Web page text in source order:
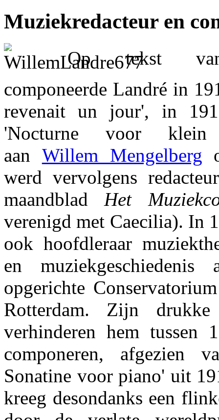
Muziekredacteur en
Op tekst
componeerde Landré in
revenait un jour', in
'Nocturne voor
aan Willem Mengelberg
werd vervolgens
maandbladHet
verenigd met Caecilia). In
ook hoofdleraar
en
opgerichte
Rotterdam. Zijn drukke
verhinderen hem tussen
componeren, afgezien
Sonatine voor piano' uit
kreeg desondanks een